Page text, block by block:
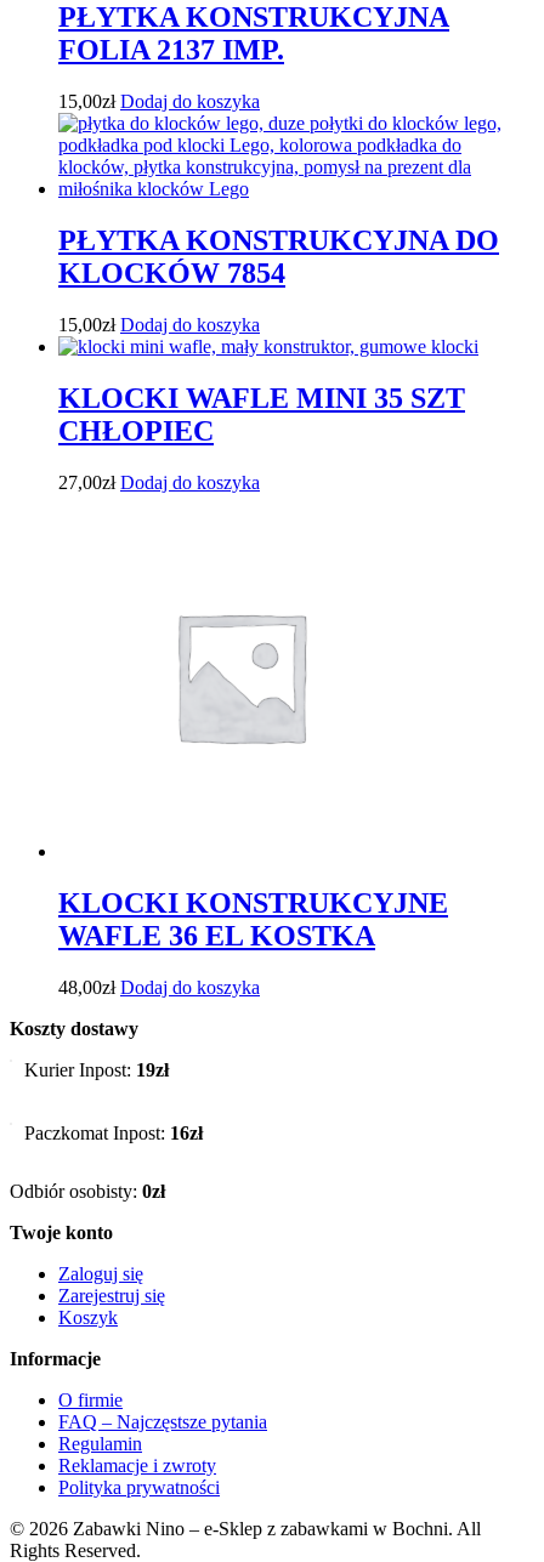
PŁYTKA KONSTRUKCYJNA
FOLIA 2137 IMP.
15,00zł Dodaj do koszyka
PŁYTKA KONSTRUKCYJNA DO
KLOCKÓW 7854
15,00zł Dodaj do koszyka
KLOCKI WAFLE MINI 35 SZT
CHŁOPIEC
27,00zł Dodaj do koszyka
KLOCKI KONSTRUKCYJNE
WAFLE 36 EL KOSTKA
48,00zł Dodaj do koszyka
Koszty dostawy
Kurier Inpost: 19zł
Paczkomat Inpost: 16zł
Odbiór osobisty: 0zł
Twoje konto
Zaloguj się
Zarejestruj się
Koszyk
Informacje
O firmie
FAQ – Najczęstsze pytania
Regulamin
Reklamacje i zwroty
Polityka prywatności
© 2026 Zabawki Nino – e-Sklep z zabawkami w Bochni. All
Rights Reserved.